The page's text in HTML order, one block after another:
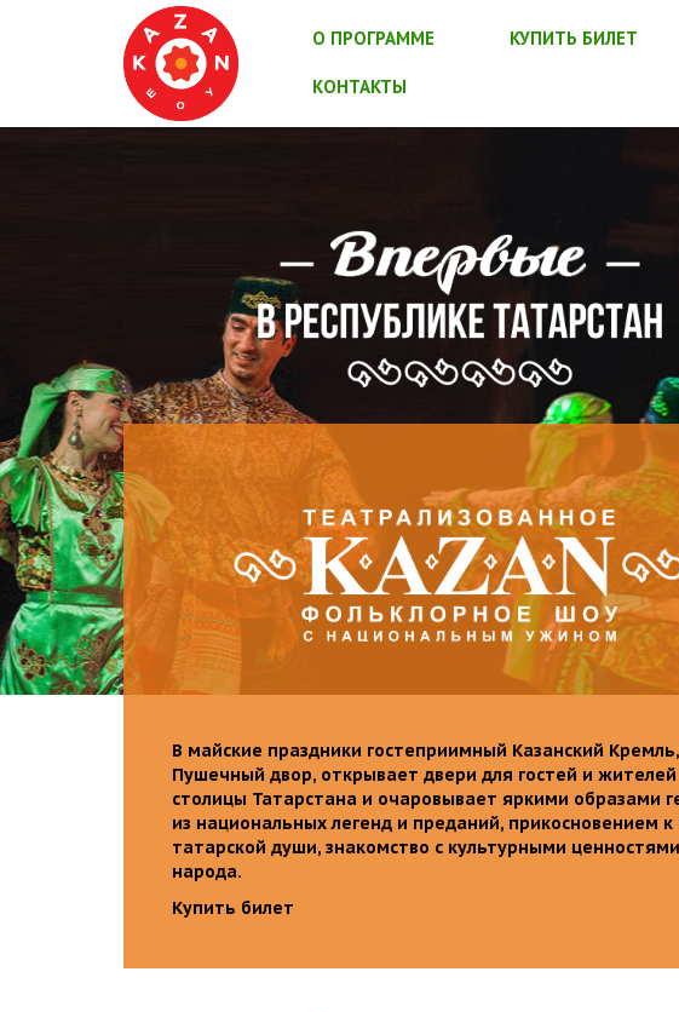
О ПРОГРАММЕ КУПИТЬ БИЛЕТ
КОНТАКТЫ
В майские праздники гостеприимный Казанский
Пушечный двор, открывает двери для гостей и жителей
столицы Татарстана и очаровывает яркими образами
из национальных легенд и преданий, прикосновением
татарской души, знакомство с культурными ценностями
народа.
Купить билет